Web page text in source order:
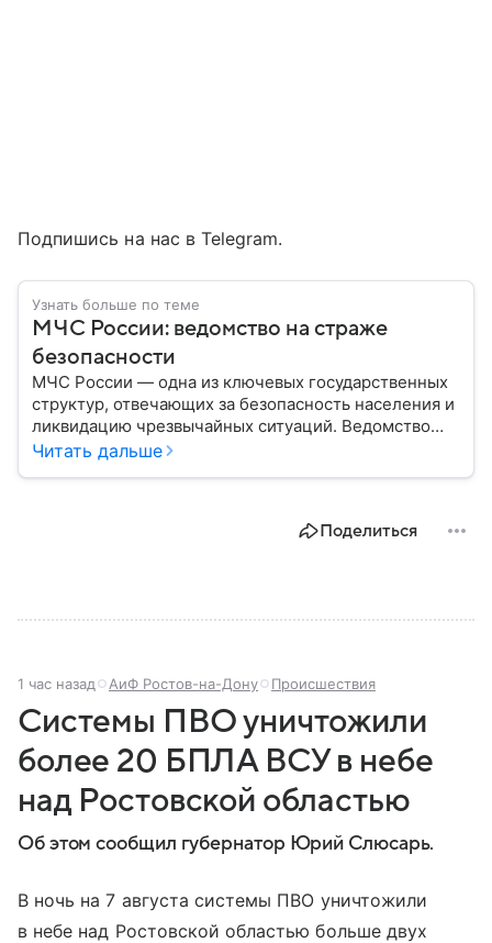
Подпишись на нас в Telegram.
Узнать больше по теме
МЧС России: ведомство на страже
безопасности
МЧС России — одна из ключевых государственных
структур, отвечающих за безопасность населения и
ликвидацию чрезвычайных ситуаций. Ведомство
играет важную роль в защите граждан от
задачи выполняет и какую роль играет в
Читать дальше
Поделиться
1 час назад АиФ Ростов-на-Дону Происшествия
Системы ПВО уничтожили
более 20 БПЛА ВСУ в небе
над Ростовской областью
Об этом сообщил губернатор Юрий Слюсарь.
В ночь на 7 августа системы ПВО уничтожили
в небе над Ростовской областью больше двух